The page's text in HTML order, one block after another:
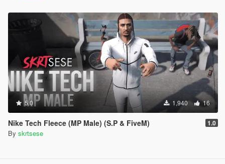
5.0 1,940 16
Nike Tech Fleece (MP Male) (S.P & FiveM) 1.0
By skrtsese